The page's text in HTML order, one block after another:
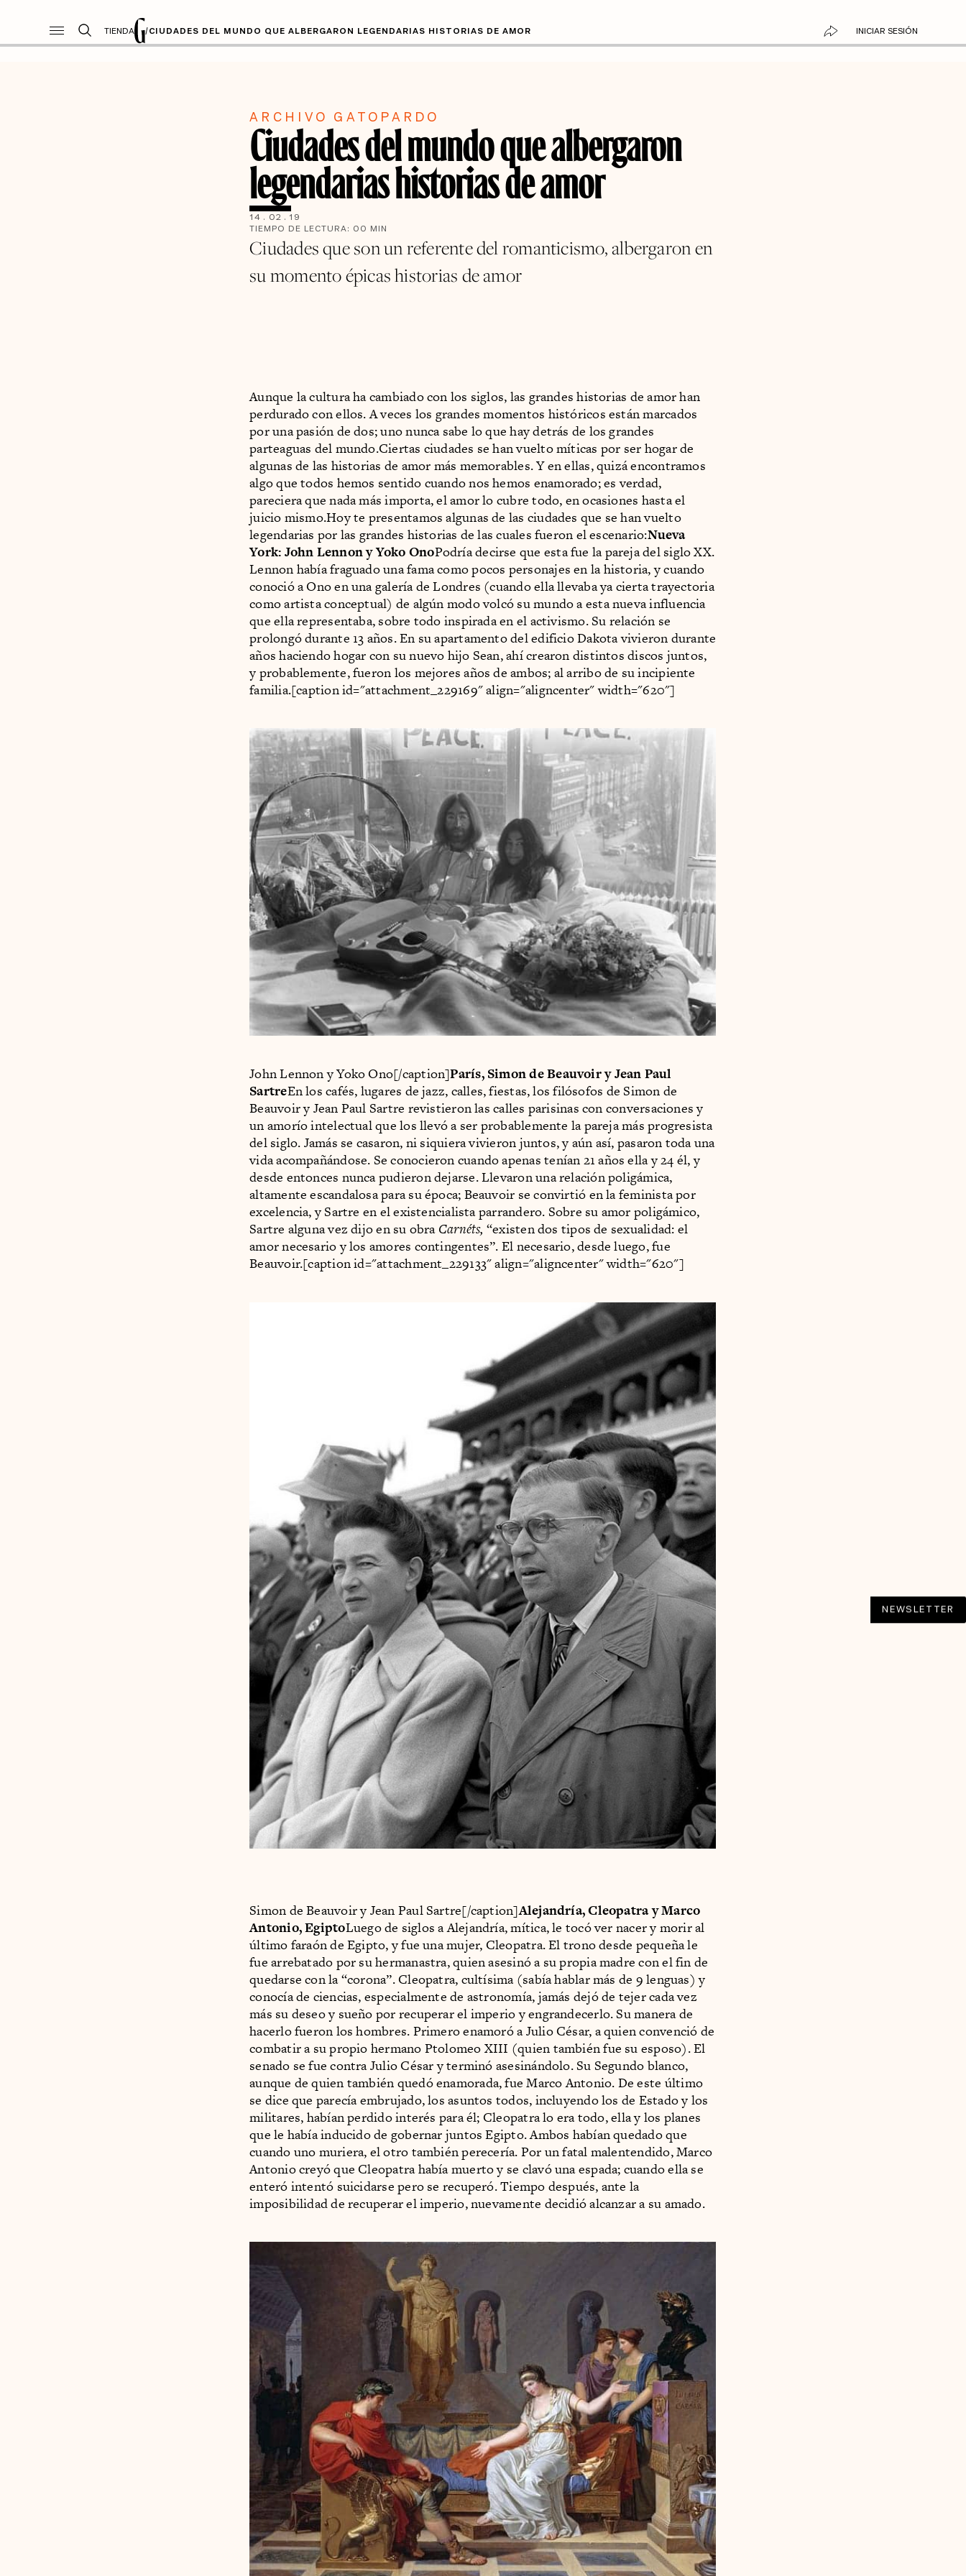
TIENDA /CIUDADES DEL MUNDO QUE ALBERGARON LEGENDARIAS HISTORIAS DE AMOR INICIAR SESIÓN
ARCHIVO GATOPARDO
Ciudades del mundo que albergaron
legendarias historias de amor
14 . 02 . 19
TIEMPO DE LECTURA: 00 MIN
Ciudades que son un referente del romanticismo, albergaron en
su momento épicas historias de amor
Aunque la cultura ha cambiado con los siglos, las grandes historias de amor han
perdurado con ellos. A veces los grandes momentos históricos están marcados
por una pasión de dos; uno nunca sabe lo que hay detrás de los grandes
parteaguas del mundo.Ciertas ciudades se han vuelto míticas por ser hogar de
algunas de las historias de amor más memorables. Y en ellas, quizá encontramos
algo que todos hemos sentido cuando nos hemos enamorado; es verdad,
pareciera que nada más importa, el amor lo cubre todo, en ocasiones hasta el
juicio mismo.Hoy te presentamos algunas de las ciudades que se han vuelto
legendarias por las grandes historias de las cuales fueron el escenario:Nueva
York: John Lennon y Yoko OnoPodría decirse que esta fue la pareja del siglo XX.
Lennon había fraguado una fama como pocos personajes en la historia, y cuando
conoció a Ono en una galería de Londres (cuando ella llevaba ya cierta trayectoria
como artista conceptual) de algún modo volcó su mundo a esta nueva influencia
que ella representaba, sobre todo inspirada en el activismo. Su relación se
prolongó durante 13 años. En su apartamento del edificio Dakota vivieron durante
años haciendo hogar con su nuevo hijo Sean, ahí crearon distintos discos juntos,
y probablemente, fueron los mejores años de ambos; al arribo de su incipiente
familia.[caption id="attachment_229169" align="aligncenter" width="620"]
John Lennon y Yoko Ono[/caption]París, Simon de Beauvoir y Jean Paul
SartreEn los cafés, lugares de jazz, calles, fiestas, los filósofos de Simon de
Beauvoir y Jean Paul Sartre revistieron las calles parisinas con conversaciones y
un amorío intelectual que los llevó a ser probablemente la pareja más progresista
del siglo. Jamás se casaron, ni siquiera vivieron juntos, y aún así, pasaron toda una
vida acompañándose. Se conocieron cuando apenas tenían 21 años ella y 24 él, y
desde entonces nunca pudieron dejarse. Llevaron una relación poligámica,
altamente escandalosa para su época; Beauvoir se convirtió en la feminista por
excelencia, y Sartre en el existencialista parrandero. Sobre su amor poligámico,
Sartre alguna vez dijo en su obra Carnéts, “existen dos tipos de sexualidad: el
amor necesario y los amores contingentes”. El necesario, desde luego, fue
Beauvoir.[caption id="attachment_229133" align="aligncenter" width="620"]
Simon de Beauvoir y Jean Paul Sartre[/caption]Alejandría, Cleopatra y Marco
Antonio, EgiptoLuego de siglos a Alejandría, mítica, le tocó ver nacer y morir al
último faraón de Egipto, y fue una mujer, Cleopatra. El trono desde pequeña le
fue arrebatado por su hermanastra, quien asesinó a su propia madre con el fin de
quedarse con la “corona”. Cleopatra, cultísima (sabía hablar más de 9 lenguas) y
conocía de ciencias, especialmente de astronomía, jamás dejó de tejer cada vez
más su deseo y sueño por recuperar el imperio y engrandecerlo. Su manera de
hacerlo fueron los hombres. Primero enamoró a Julio César, a quien convenció de
combatir a su propio hermano Ptolomeo XIII (quien también fue su esposo). El
senado se fue contra Julio César y terminó asesinándolo. Su Segundo blanco,
aunque de quien también quedó enamorada, fue Marco Antonio. De este último
se dice que parecía embrujado, los asuntos todos, incluyendo los de Estado y los
militares, habían perdido interés para él; Cleopatra lo era todo, ella y los planes
que le había inducido de gobernar juntos Egipto. Ambos habían quedado que
cuando uno muriera, el otro también perecería. Por un fatal malentendido, Marco
Antonio creyó que Cleopatra había muerto y se clavó una espada; cuando ella se
enteró intentó suicidarse pero se recuperó. Tiempo después, ante la
imposibilidad de recuperar el imperio, nuevamente decidió alcanzar a su amado.
NEWSLETTER